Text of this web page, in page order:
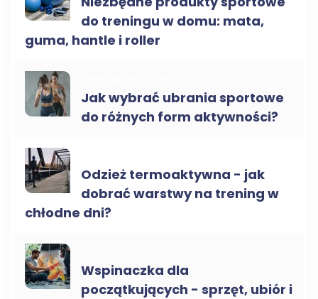
do treningu w domu: mata,
guma, hantle i roller
Jak wybrać ubrania sportowe
do różnych form aktywności?
Odzież termoaktywna - jak
dobrać warstwy na trening w
chłodne dni?
Wspinaczka dla
początkujących - sprzęt, ubiór i